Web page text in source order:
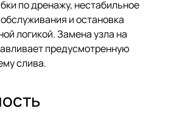
по дренажу, нестабильное
и остановка
логикой. Замена узла на
предусмотренную
слива.